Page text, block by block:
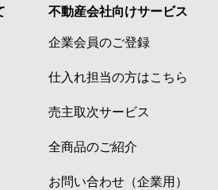
不動産会社向けサービス
企業会員のご登録
仕入れ担当の方はこちら
売主取次サービス
全商品のご紹介
お問い合わせ（企業用）